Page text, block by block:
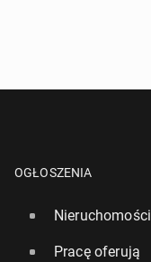
OGŁOSZENIA
Nieruchomości
Pracę oferują